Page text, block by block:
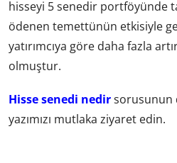
hisseyi 5 senedir portföyünde
ödenen temettünün etkisiyle
yatırımcıya göre daha fazla
olmuştur.
Hisse senedi nedirsorusunun
yazımızı mutlaka ziyaret edin.